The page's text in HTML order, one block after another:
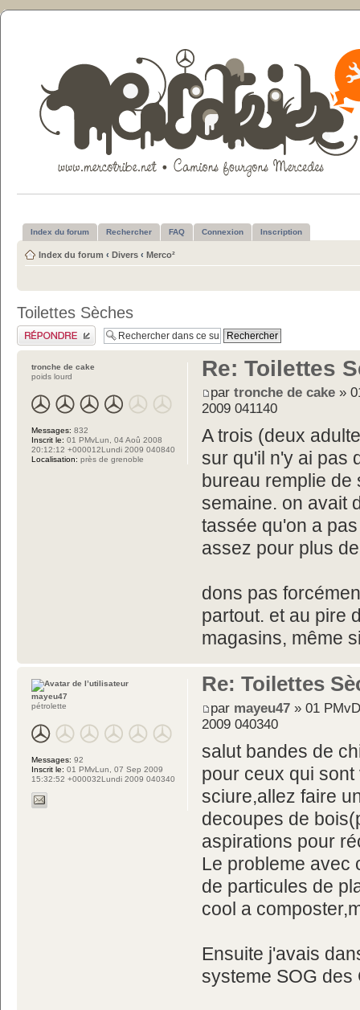
Index du forum Rechercher FAQ Connexion Inscription
Index du forum ‹ Divers ‹ Merco²
Toilettes Sèches
Publier une réponse
Re: Toilettes
partronche de cake »
2009 041140
A trois (deux
sur qu'il n'y ai pas
bureau remplie de
semaine. on avait
tassée qu'on a
assez pour plus
dons pas
partout. et au pire
magasins, même
tronche de cake
poids lourd
Messages: 832
Inscrit le: 01 PMvLun, 04 Aoû 2008
20:12:12 +000012Lundi 2009 040840
Localisation: près de grenoble
Re: Toilettes
par mayeu47 » 01
2009 040340
salut bandes de
pour ceux qui
sciure,allez faire
decoupes de
aspirations pour
Le probleme avec
de particules de
cool a
Ensuite j'avais
systeme SOG
mayeu47
pétrolette
Messages: 92
Inscrit le: 01 PMvLun, 07 Sep 2009
15:32:52 +000032Lundi 2009 040340